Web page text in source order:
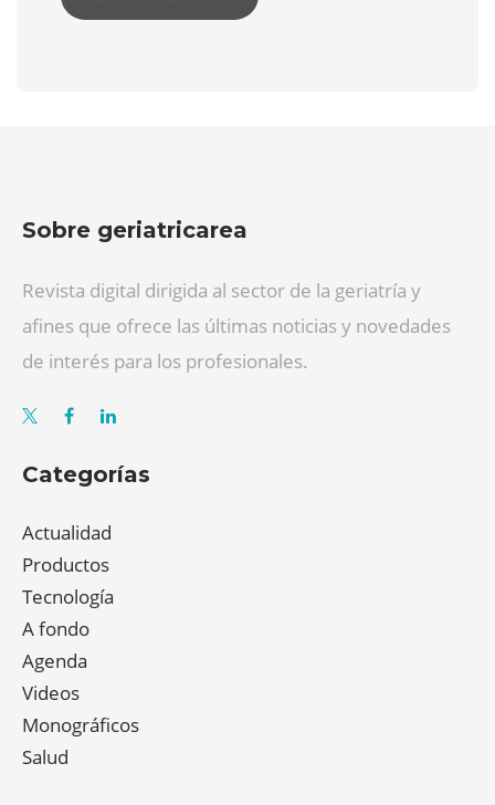
Sobre geriatricarea
Revista digital dirigida al sector de la geriatría y
afines que ofrece las últimas noticias y novedades
de interés para los profesionales.
Categorías
Actualidad
Productos
Tecnología
A fondo
Agenda
Videos
Monográficos
Salud